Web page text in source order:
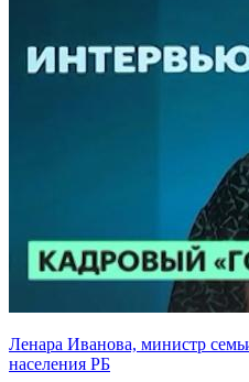
Ленара Иванова, министр
населения РБ